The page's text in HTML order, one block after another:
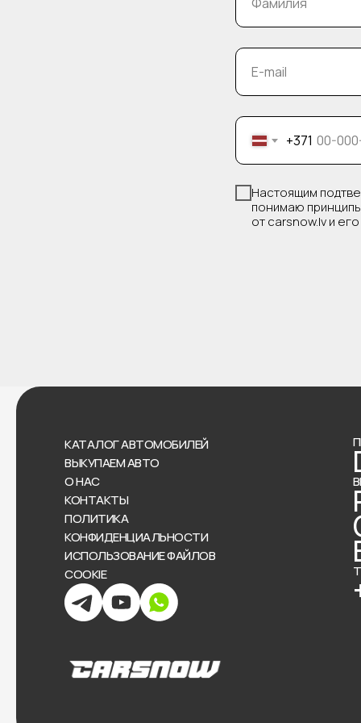
E-mail
+371
Настоящим
понимаю
от carsnow.lv и
КАТАЛОГ АВТОМОБИЛЕЙ
ВЫКУПАЕМ АВТО
О НАС
КОНТАКТЫ
ПОЛИТИКА
КОНФИДЕНЦИАЛЬНОСТИ
ИСПОЛЬЗОВАНИЕ ФАЙЛОВ
COOKIE